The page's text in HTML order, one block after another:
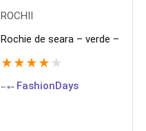
ROCHII
Rochie de seara – verde –
★ ★ ★ ★ ★
FashionDays